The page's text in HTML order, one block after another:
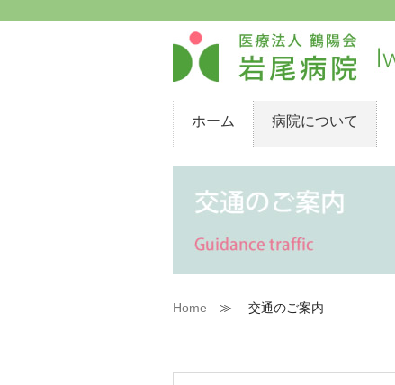
ホーム 病院について
Home ≫ 交通のご案内